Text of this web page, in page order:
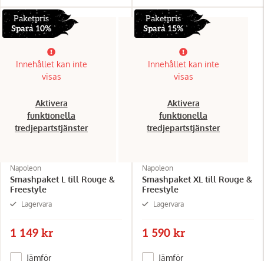
Paketpris
Spara 10%
Innehållet kan inte
visas
Aktivera
funktionella
tredjepartstjänster
Napoleon
Smashpaket L till Rouge &
Freestyle
Lagervara
1 149 kr
Jämför
Paketpris
Spara 15%
Innehållet kan inte
visas
Aktivera
funktionella
tredjepartstjänster
Napoleon
Smashpaket XL till Rouge &
Freestyle
Lagervara
1 590 kr
Jämför